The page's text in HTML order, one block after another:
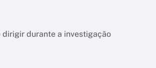
dirigir durante a investigação